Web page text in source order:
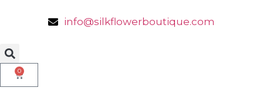
info@silkflowerboutique.com
0